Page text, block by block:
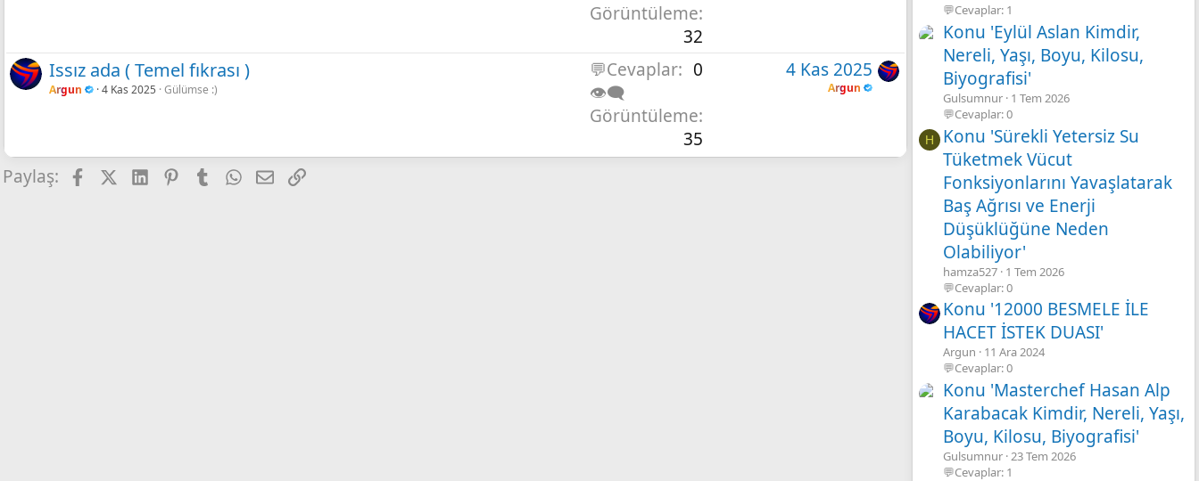
Görüntüleme
32
Issız ada ( Temel fıkrası )
Argun 4 Kas 2025 Gülümse :)
💬Cevaplar
0
👁️‍🗨️
Görüntüleme
35
4 Kas 2025
Argun
Paylaş: FacebookLinkedInPinterestTumblrWhatsApp
E-posta
Link
💬Cevaplar: 1
Konu 'Eylül Aslan Kimdir,
Nereli, Yaşı, Boyu, Kilosu,
Biyografisi'
Gulsumnur 1 Tem 2026
💬Cevaplar: 0
H
Konu 'Sürekli Yetersiz Su
Tüketmek Vücut
Fonksiyonlarını Yavaşlatarak
Baş Ağrısı ve Enerji
Düşüklüğüne Neden
Olabiliyor'
hamza527 1 Tem 2026
💬Cevaplar: 0
Konu '12000 BESMELE İLE
HACET İSTEK DUASI'
Argun
11 Ara 2024
💬Cevaplar: 0
Konu 'Masterchef Hasan Alp
Karabacak Kimdir, Nereli, Yaşı,
Boyu, Kilosu, Biyografisi'
Gulsumnur 23 Tem 2026
💬Cevaplar: 1